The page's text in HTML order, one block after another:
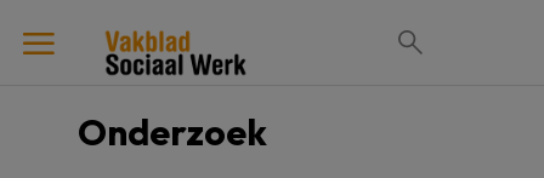
Onderzoek